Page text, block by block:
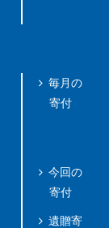
毎月の
寄付
今回の
寄付
遺贈寄